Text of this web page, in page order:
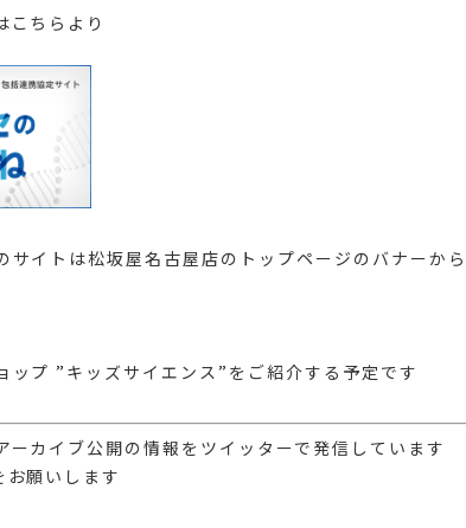
こちらより
サイトは松坂屋名古屋店のトップページのバナーか
ップ ”キッズサイエンス”をご紹介する予定です
ーカイブ公開の情報をツイッターで発信しています
願いします